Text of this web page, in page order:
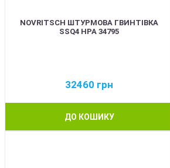
NOVRITSCH ШТУРМОВА ГВИНТІВКА
SSQ4 HPA 34795
32460 грн
ДО КОШИКУ